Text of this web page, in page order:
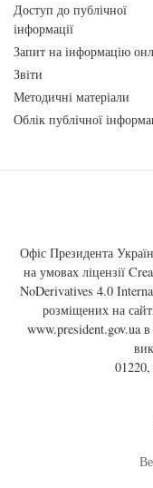
Доступ до публічної
інформації
Запит на інформацію
Звіти
Методичні матеріали
Облік публічної
Офіс Президента
на умовах ліцензії
NoDerivatives 4.0
розміщених на
www.president.gov.uaв